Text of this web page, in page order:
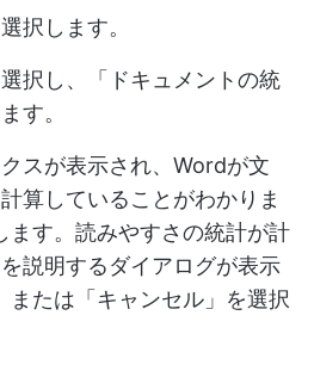
択します。
択し、「ドキュメントの統
す。
スが表示され、Wordが文
算していることがわかりま
ます。読みやすさの統計が計
説明するダイアログが表示
または「キャンセル」を選択